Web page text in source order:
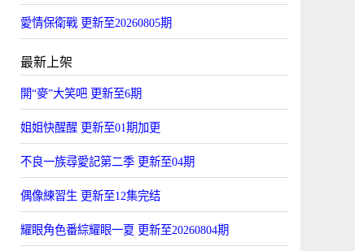
愛情保衛戰 更新至20260805期
最新上架
開“麥”大笑吧 更新至6期
姐姐快醒醒 更新至01期加更
不良一族尋愛記第二季 更新至04期
偶像練習生 更新至12集完结
耀眼角色番綜耀眼一夏 更新至20260804期